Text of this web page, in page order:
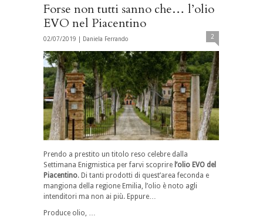
Forse non tutti sanno che… l’olio
EVO nel Piacentino
02/07/2019 | Daniela Ferrando 2
Prendo a prestito un titolo reso celebre dalla
Settimana Enigmistica per farvi scoprire l’olio EVO del
Piacentino. Di tanti prodotti di quest’area feconda e
mangiona della regione Emilia, l’olio è noto agli
intenditori ma non ai più. Eppure…
Produce olio, …